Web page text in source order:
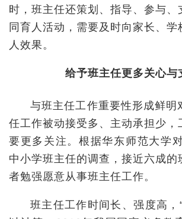
时，班主任还策划、指导、参与、
同育人活动，需要及时向家长、学
人效果。
给予班主任更多关心与
与班主任工作重要性形成鲜明
任工作被动接受多、主动承担少，
要更多关注。根据华东师范大学
中小学班主任的调查，接近六成的
者勉强愿意从事班主任工作。
班主任工作时间长、强度高，